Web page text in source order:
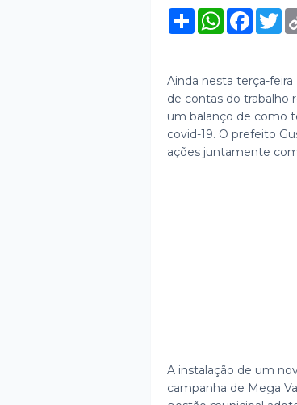
S
h
W
h
A
p
F
o
o
k
T
w
e
Ainda nesta terça-
de contas do trabalho
um balanço de como
covid-19. O prefeito
ações juntamente
A instalação de um
campanha de Mega